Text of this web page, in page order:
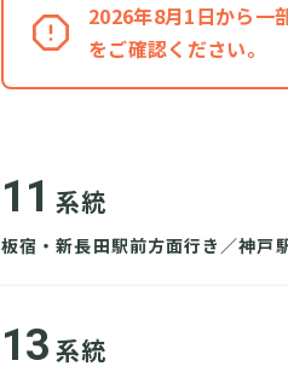
2026年8月1日から一
をご確認ください。
11 系統
板宿・新長田駅前方面行き／神戸
13 系統